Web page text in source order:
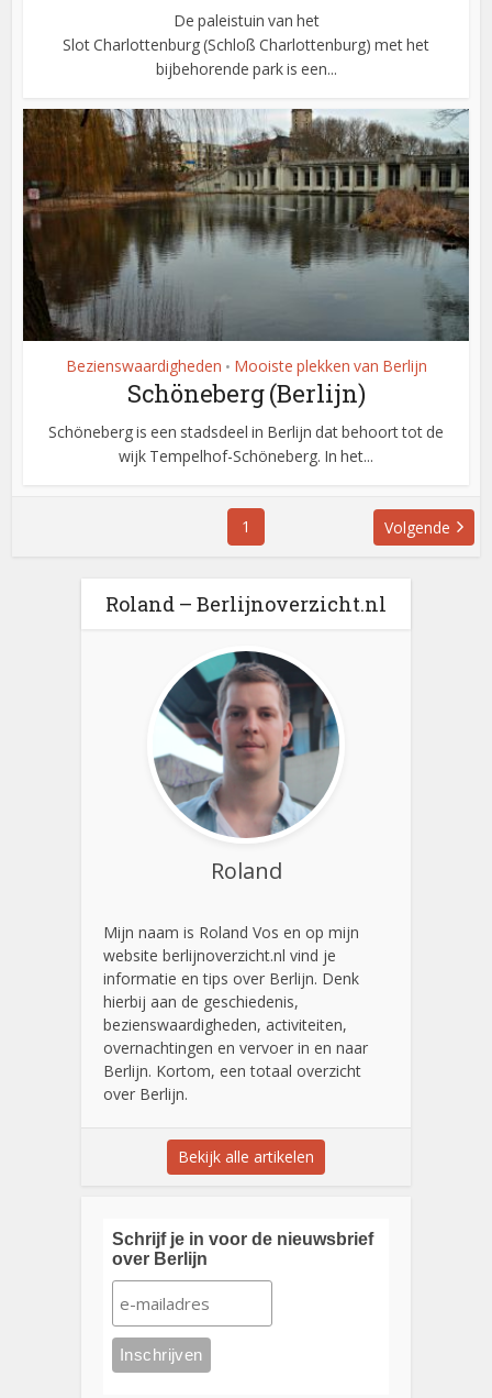
De paleistuin van het
Slot Charlottenburg (Schloß Charlottenburg) met het
bijbehorende park is een...
Bezienswaardigheden • Mooiste plekken van Berlijn
Schöneberg (Berlijn)
Schöneberg is een stadsdeel in Berlijn dat behoort tot de
wijk Tempelhof-Schöneberg. In het...
1 Volgende
Roland – Berlijnoverzicht.nl
Roland
Mijn naam is Roland Vos en op mijn
website berlijnoverzicht.nl vind je
informatie en tips over Berlijn. Denk
hierbij aan de geschiedenis,
bezienswaardigheden, activiteiten,
overnachtingen en vervoer in en naar
Berlijn. Kortom, een totaal overzicht
over Berlijn.
Bekijk alle artikelen
Schrijf je in voor de nieuwsbrief
over Berlijn